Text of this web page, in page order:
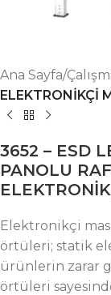
Ana Sayfa
ELEKTRONİKÇİ
3652 – ESD
PANOLU
Elektronikçi
örtüleri; statik
ürünlerin zarar
örtüleri